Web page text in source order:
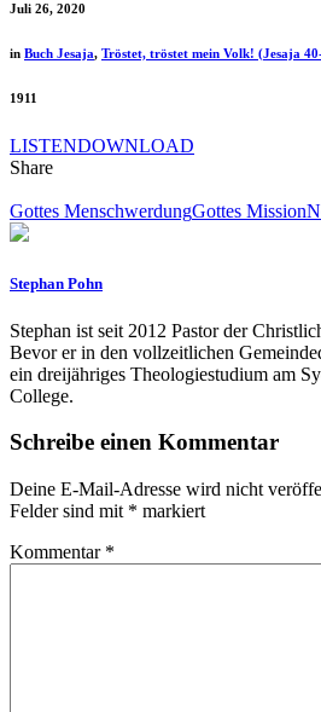
Juli 26, 2020
in Buch Jesaja, Tröstet, tröstet mein Volk! (Jesaja
1911
LISTENDOWNLOAD
Share
Gottes MenschwerdungGottes Mission
Stephan Pohn
Stephan ist seit 2012 Pastor der
Bevor er in den vollzeitlichen
ein dreijähriges Theologiestudium am
College.
Schreibe einen Kommentar
Deine E-Mail-Adresse wird nicht
Felder sind mit * markiert
Kommentar *